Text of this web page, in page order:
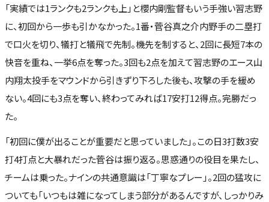
「実績では1ランクも2ランクも上」と櫻内剛監督もいう手強い習志野
に、初回から一歩も引かなかった。1番・菅谷真之介内野手の二塁打
で口火を切り、犠打と犠飛で先制。機先を制すると、2回に長短7本の
快音を重ね、一挙6点を奪った。3回も2点を加えて習志野のエース山
内翔太投手をマウンドから引きずり下ろした後も、攻撃の手を緩め
ない。4回にも3点を奪い、終わってみれば17安打12得点。完勝だっ
た。
「初回に僕が出ることが重要だと思っていました」。この日3打数3安
打4打点と大暴れだった菅谷は振り返る。思惑通りの役目を果たし、
チームは乗った。ナインの共通意識は「丁寧なプレー」。2回の猛攻に
ついても「いつもは雑になってしまう部分があるんですが、しっかりみ